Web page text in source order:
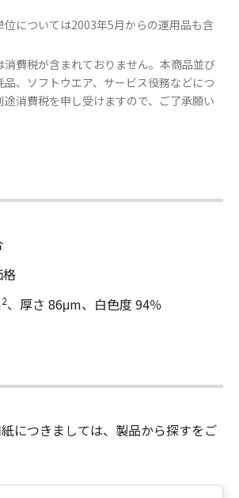
位については2003年5月からの運用品も含
消費税が含まれておりません。本商品並び
品、ソフトウエア、サービス役務などにつ
途消費税を申し受けますので、ご了承願い
2、厚さ 86μm、白色度 94％
につきましては、製品から探すをご